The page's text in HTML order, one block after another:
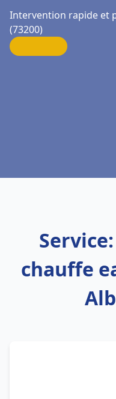
Intervention rapide et
(73200)
chauffe